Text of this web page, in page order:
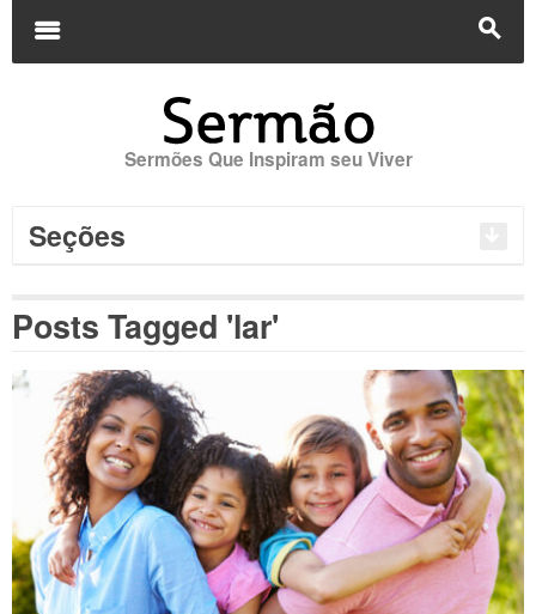
s
m
Sermões Que Inspiram seu Viver
Seções
Posts Tagged 'lar'